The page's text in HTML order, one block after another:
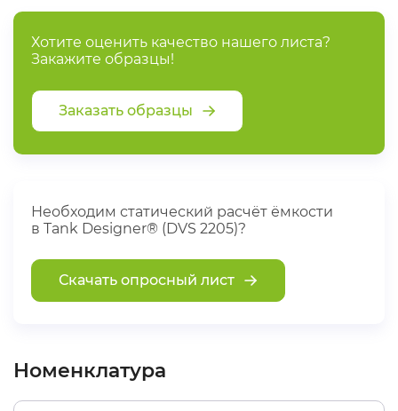
Хотите оценить качество нашего листа?
Закажите образцы!
Заказать образцы
Необходим статический расчёт ёмкости
в Tank Designer® (DVS 2205)?
Скачать опросный лист
Номенклатура